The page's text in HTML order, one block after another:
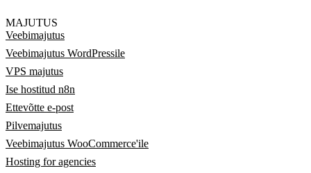
MAJUTUS
Veebimajutus
Veebimajutus WordPressile
VPS majutus
Ise hostitud n8n
Ettevõtte e-post
Pilvemajutus
Veebimajutus WooCommerce'ile
Hosting for agencies